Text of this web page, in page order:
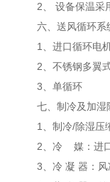
2、 设备保温采
六、送风循环系
1、进口循环电
2、不锈钢多翼
3、单循环
七、制冷及加湿
1、制冷/除湿压
2、冷
媒：进
3、冷 凝 器：